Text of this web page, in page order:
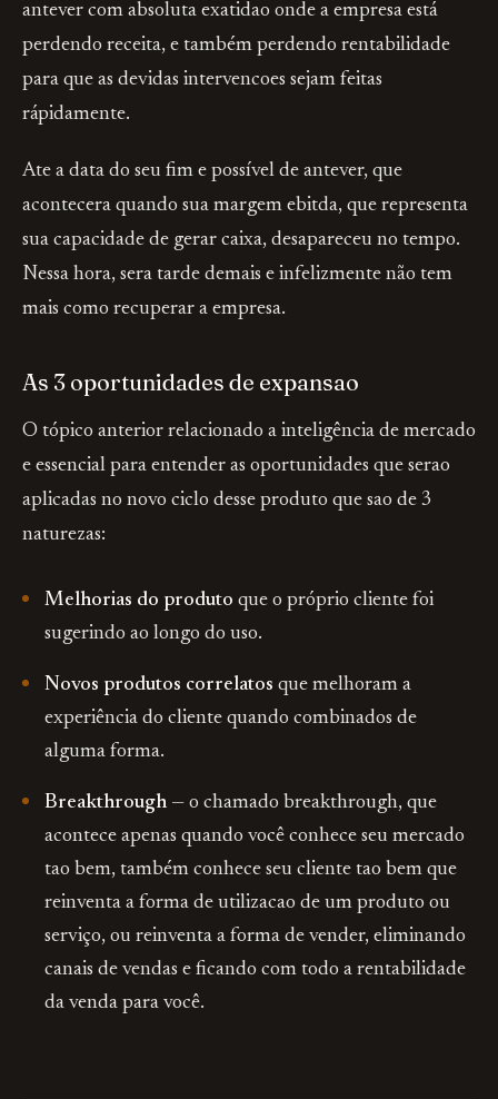
antever com absoluta exatidao onde a empresa está
perdendo receita, e também perdendo rentabilidade
para que as devidas intervencoes sejam feitas
rápidamente.
Ate a data do seu fim e possível de antever, que
acontecera quando sua margem ebitda, que representa
sua capacidade de gerar caixa, desapareceu no tempo.
Nessa hora, sera tarde demais e infelizmente não tem
mais como recuperar a empresa.
As 3 oportunidades de expansao
O tópico anterior relacionado a inteligência de mercado
e essencial para entender as oportunidades que serao
aplicadas no novo ciclo desse produto que sao de 3
naturezas:
Melhorias do produto que o próprio cliente foi
sugerindo ao longo do uso.
Novos produtos correlatos que melhoram a
experiência do cliente quando combinados de
alguma forma.
Breakthrough— o chamado breakthrough, que
acontece apenas quando você conhece seu mercado
tao bem, também conhece seu cliente tao bem que
reinventa a forma de utilizacao de um produto ou
serviço, ou reinventa a forma de vender, eliminando
canais de vendas e ficando com todo a rentabilidade
da venda para você.